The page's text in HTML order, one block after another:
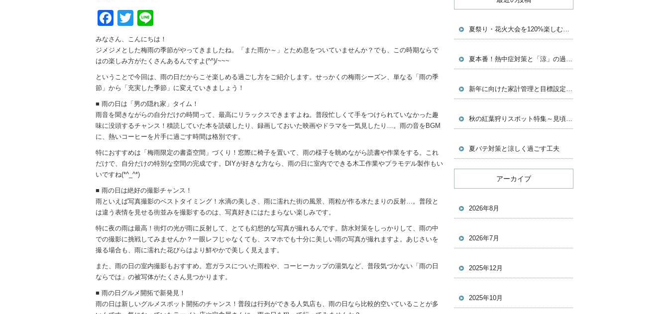
Facebook
Twitter
みなさん、こんにちは！
ジメジメとした梅雨の季節がやってきましたね。「また雨か～」とため息をついていませんか？でも、この時期ならで
はの楽しみ方がたくさんあるんですよ(^^)/~~~
ということで今回は、雨の日だからこそ楽しめる過ごし方をご紹介します。せっかくの梅雨シーズン、単なる「雨の季
節」から「充実した季節」に変えていきましょう！
■ 雨の日は「男の隠れ家」タイム！
雨音を聞きながらの自分だけの時間って、最高にリラックスできますよね。普段忙しくて手をつけられていなかった趣
味に没頭するチャンス！積読していた本を読破したり、録画しておいた映画やドラマを一気見したり…。雨の音をBGM
に、熱いコーヒーを片手に過ごす時間は格別です。
特におすすめは「梅雨限定の書斎空間」づくり！窓際に椅子を置いて、雨の様子を眺めながら読書や作業をする。これ
だけで、自分だけの特別な空間の完成です。DIYが好きな方なら、雨の日に室内でできる木工作業やプラモデル製作もい
いですね(*^_^*)
■ 雨の日は絶好の撮影チャンス！
雨といえば写真撮影のベストタイミング！水滴の美しさ、雨に濡れた街の風景、雨粒が作る水たまりの反射…。普段と
は違う表情を見せる街並みを撮影するのは、写真好きにはたまらない楽しみです。
特に夜の雨は最高！街灯の光が雨に反射して、とても幻想的な写真が撮れるんです。防水対策をしっかりして、雨の中
での撮影に挑戦してみませんか？一眼レフじゃなくても、スマホでも十分に美しい雨の写真が撮れますよ。あじさいを
撮る場合も、雨に濡れた花びらはより鮮やかで美しく見えます。
また、雨の日の室内撮影もおすすめ。窓ガラスについた雨粒や、コーヒーカップの湯気など、普段気づかない「雨の日
ならでは」の被写体がたくさん見つかります。
■ 雨の日グルメ開拓で新発見！
雨の日は新しいグルメスポット開拓のチャンス！普段は行列ができる人気店も、雨の日なら比較的空いていることが多
夏祭り・花火大会を120%楽しむための豆知識＆浴衣術！
夏本番！熱中症対策と「涼」の過ごし方で夏を乗り切ろう
新年に向けた家計管理と目標設定～充実した一年を過ごすために～
秋の紅葉狩りスポット特集～見頃を狙って訪問しよう～
夏バテ対策と涼しく過ごす工夫
アーカイブ
2026年8月
2026年7月
2025年12月
2025年10月